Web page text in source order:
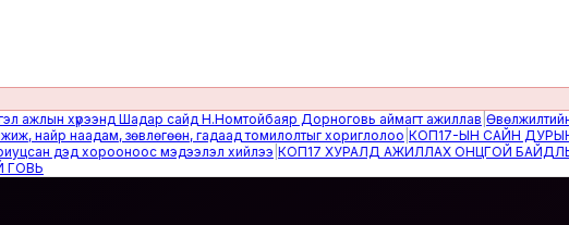
хүрээнд Шадар сайд Н.Номтойбаяр Дорноговь аймагт ажиллав|Өвөлжилтийн
наадам, зөвлөгөөн, гадаад томилолтыг хориглолоо|КОП17-ЫН САЙН ДУРЫН
дэд хорооноос мэдээлэл хийлээ|КОП17 ХУРАЛД АЖИЛЛАХ ОНЦГОЙ БАЙДЛЫН